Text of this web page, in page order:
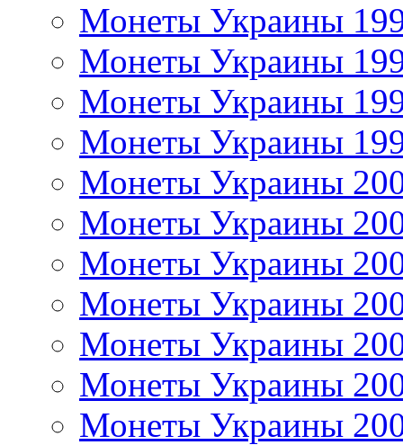
Монеты Украины
Монеты Украины
Монеты Украины
Монеты Украины
Монеты Украины
Монеты Украины
Монеты Украины
Монеты Украины
Монеты Украины
Монеты Украины
Монеты Украины